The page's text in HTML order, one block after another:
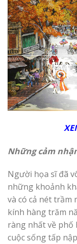
Những cảm
Người họa sĩ đã
những khoảnh
và có cả nét trầm
kính hàng trăm
ràng nhất về phố
cuộc sống tấp